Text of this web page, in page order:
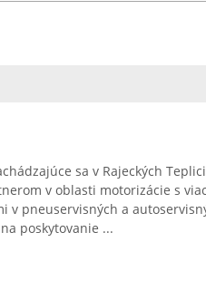
sa v Rajeckých
v oblasti motorizácie s
v pneuservisných a
poskytovanie ...